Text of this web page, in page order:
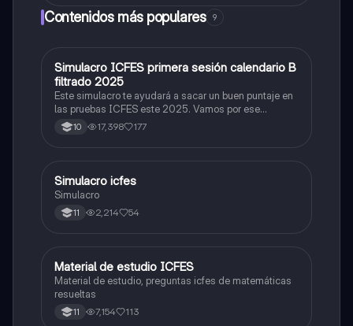
Contenidos más populares 9
ICFES: Matemáticas
Simulacro ICFES primera sesión calendario B
filtrado 2025
Este simulacro te ayudará a sacar un buen puntaje en
las pruebas ICFES este 2025. Vamos por ese
500/500. Y poder ser admitido en la universidad que
quieras, estudiar la carrera que quieres y no la que te
10 17,398 177
ICFES: Lectura Crítica
Simulacro icfes
Simulacro
11 2,214 54
ICFES: Matemáticas
Material de estudio ICFES
Material de estudio, preguntas icfes de matemáticas
resueltas
11 7,154 113